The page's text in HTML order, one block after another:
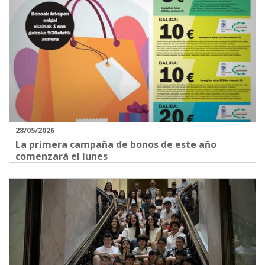
28/05/2026
La primera campaña de bonos de este año
comenzará el lunes